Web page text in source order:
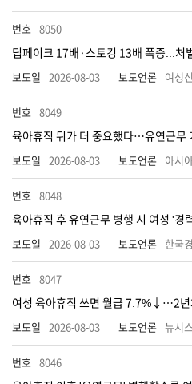
8050
딥페이크 17배·스토킹 13배 폭증...처
2026-08-03 여성
8049
육아휴직 뒤가 더 중요했다…유연근무
2026-08-03 아시
8048
육아휴직 후 유연근무 병행 시 여성 '경
2026-08-03 한국
8047
여성 육아휴직 쓰면 월급 7.7%↓…2년
2026-08-03 뉴시스
8046